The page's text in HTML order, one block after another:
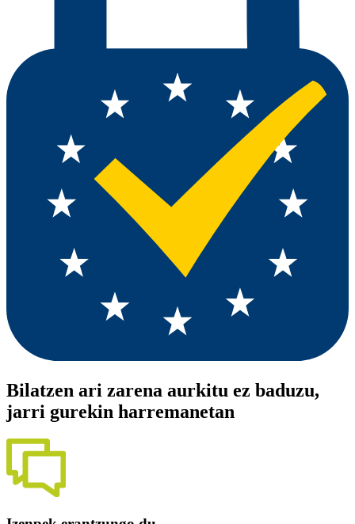
Bilatzen ari zarena aurkitu ez baduzu,
jarri gurekin harremanetan